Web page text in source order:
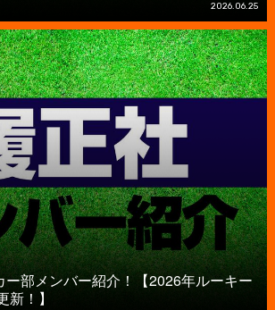
2026.06.25
ー部メンバー紹介！【2026年ルーキー
！】